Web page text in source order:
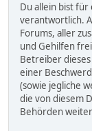
Du allein bist
verantwortlich.
Forums, aller
und Gehilfen
Betreiber dieses
einer
(sowie jegliche
die von diesem
Behörden